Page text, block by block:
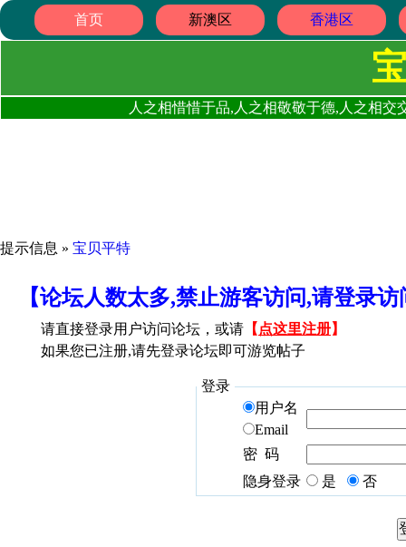
首页 新澳区 香港区
人之相惜惜于品,人之相敬敬于德,人之相
提示信息 » 宝贝平特
【论坛人数太多,禁止游客访问,请登录
请直接登录用户访问论坛，或请 【 点这里注册】
如果您已注册,请先登录论坛即可游览帖子
登录
用户名
Email
密 码
隐身登录
是 否